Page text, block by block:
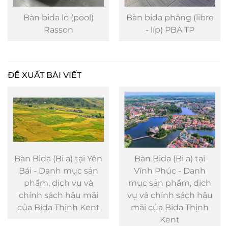
Bàn bida lỗ (pool)
Rasson
Bàn bida phăng (libre
- líp) PBA TP
ĐỀ XUẤT BÀI VIẾT
Bàn Bida (Bi a) tại Yên
Bái - Danh mục sản
phẩm, dịch vụ và
chính sách hậu mãi
của Bida Thịnh Kent
Bàn Bida (Bi a) tại
Vĩnh Phúc - Danh
mục sản phẩm, dịch
vụ và chính sách hậu
mãi của Bida Thịnh
Kent